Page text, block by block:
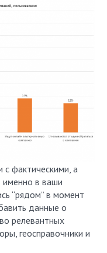
фактическими, а
именно в ваши
“рядом” в момент
данные о
релевантных
геосправочники и